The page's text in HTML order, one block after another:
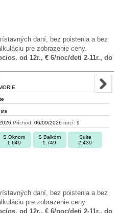
daní, bez poistenia a bez
pre zobrazenie ceny.
os. od 12r., € 6/noc/deti 2-11r., do
Príchod: 06/09/2026 nocí: 9
S Oknom
1.649
S Balkóm
1.749
Suite
2.439
daní, bez poistenia a bez
pre zobrazenie ceny.
os. od 12r., € 6/noc/deti 2-11r., do